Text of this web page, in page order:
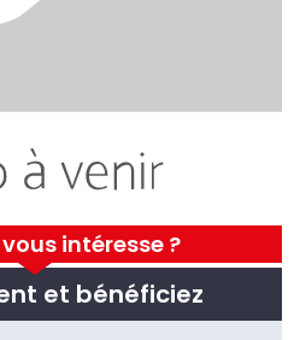
intéresse ?
et bénéficiez